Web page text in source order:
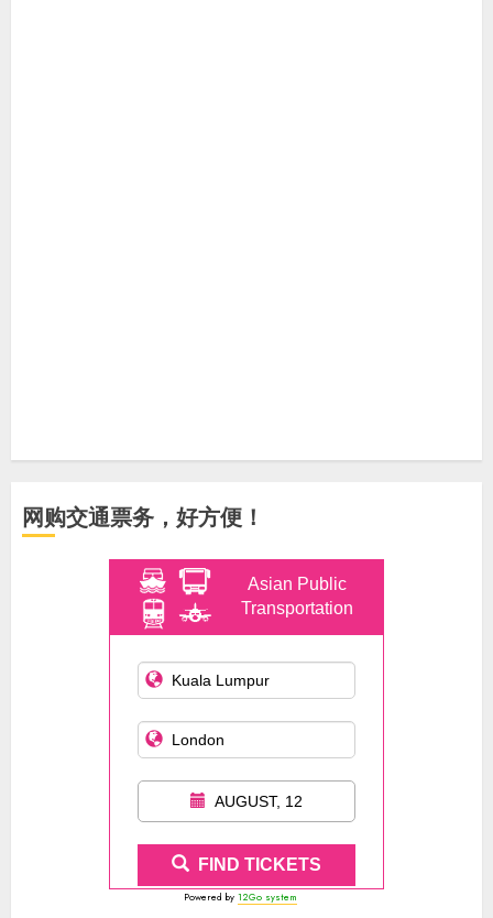
网购交通票务，好方便！
Asian Public
Transportation
AUGUST, 12
FIND TICKETS
Powered by 12Go system